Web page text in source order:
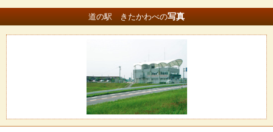
道の駅 きたかわべの写真